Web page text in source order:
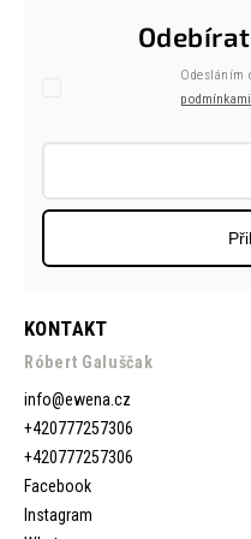
KONTAKT
Róbert Galuščak
info@ewena.cz
+420777257306
+420777257306
Facebook
Instagram
Odesláním